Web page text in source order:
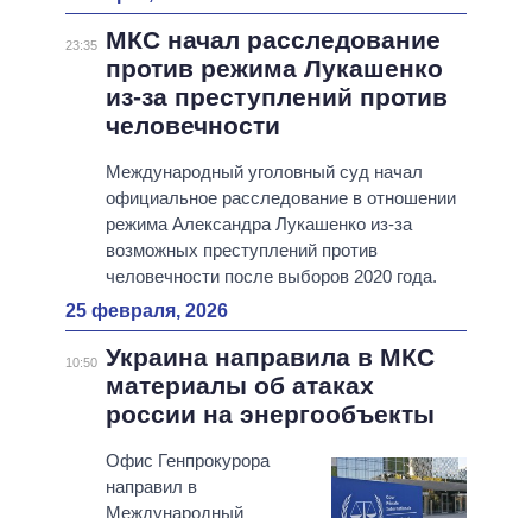
23:35
МКС начал расследование
против режима Лукашенко
из-за преступлений против
человечности
Международный уголовный суд начал
официальное расследование в отношении
режима Александра Лукашенко из-за
возможных преступлений против
человечности после выборов 2020 года.
25 февраля, 2026
10:50 Украина направила в МКС
материалы об атаках
россии на энергообъекты
Офис Генпрокурора
направил в
Международный